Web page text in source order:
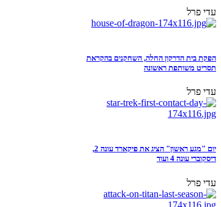
עדי פרל
הפקת בית הדרקון החלה, השחקנים בהקראת
תסריט משותפת ראשונה
עדי פרל
יום "מגע ראשון" הציג את פיקארד עונה 2,
דיסקוברי עונה 4 ועוד
עדי פרל